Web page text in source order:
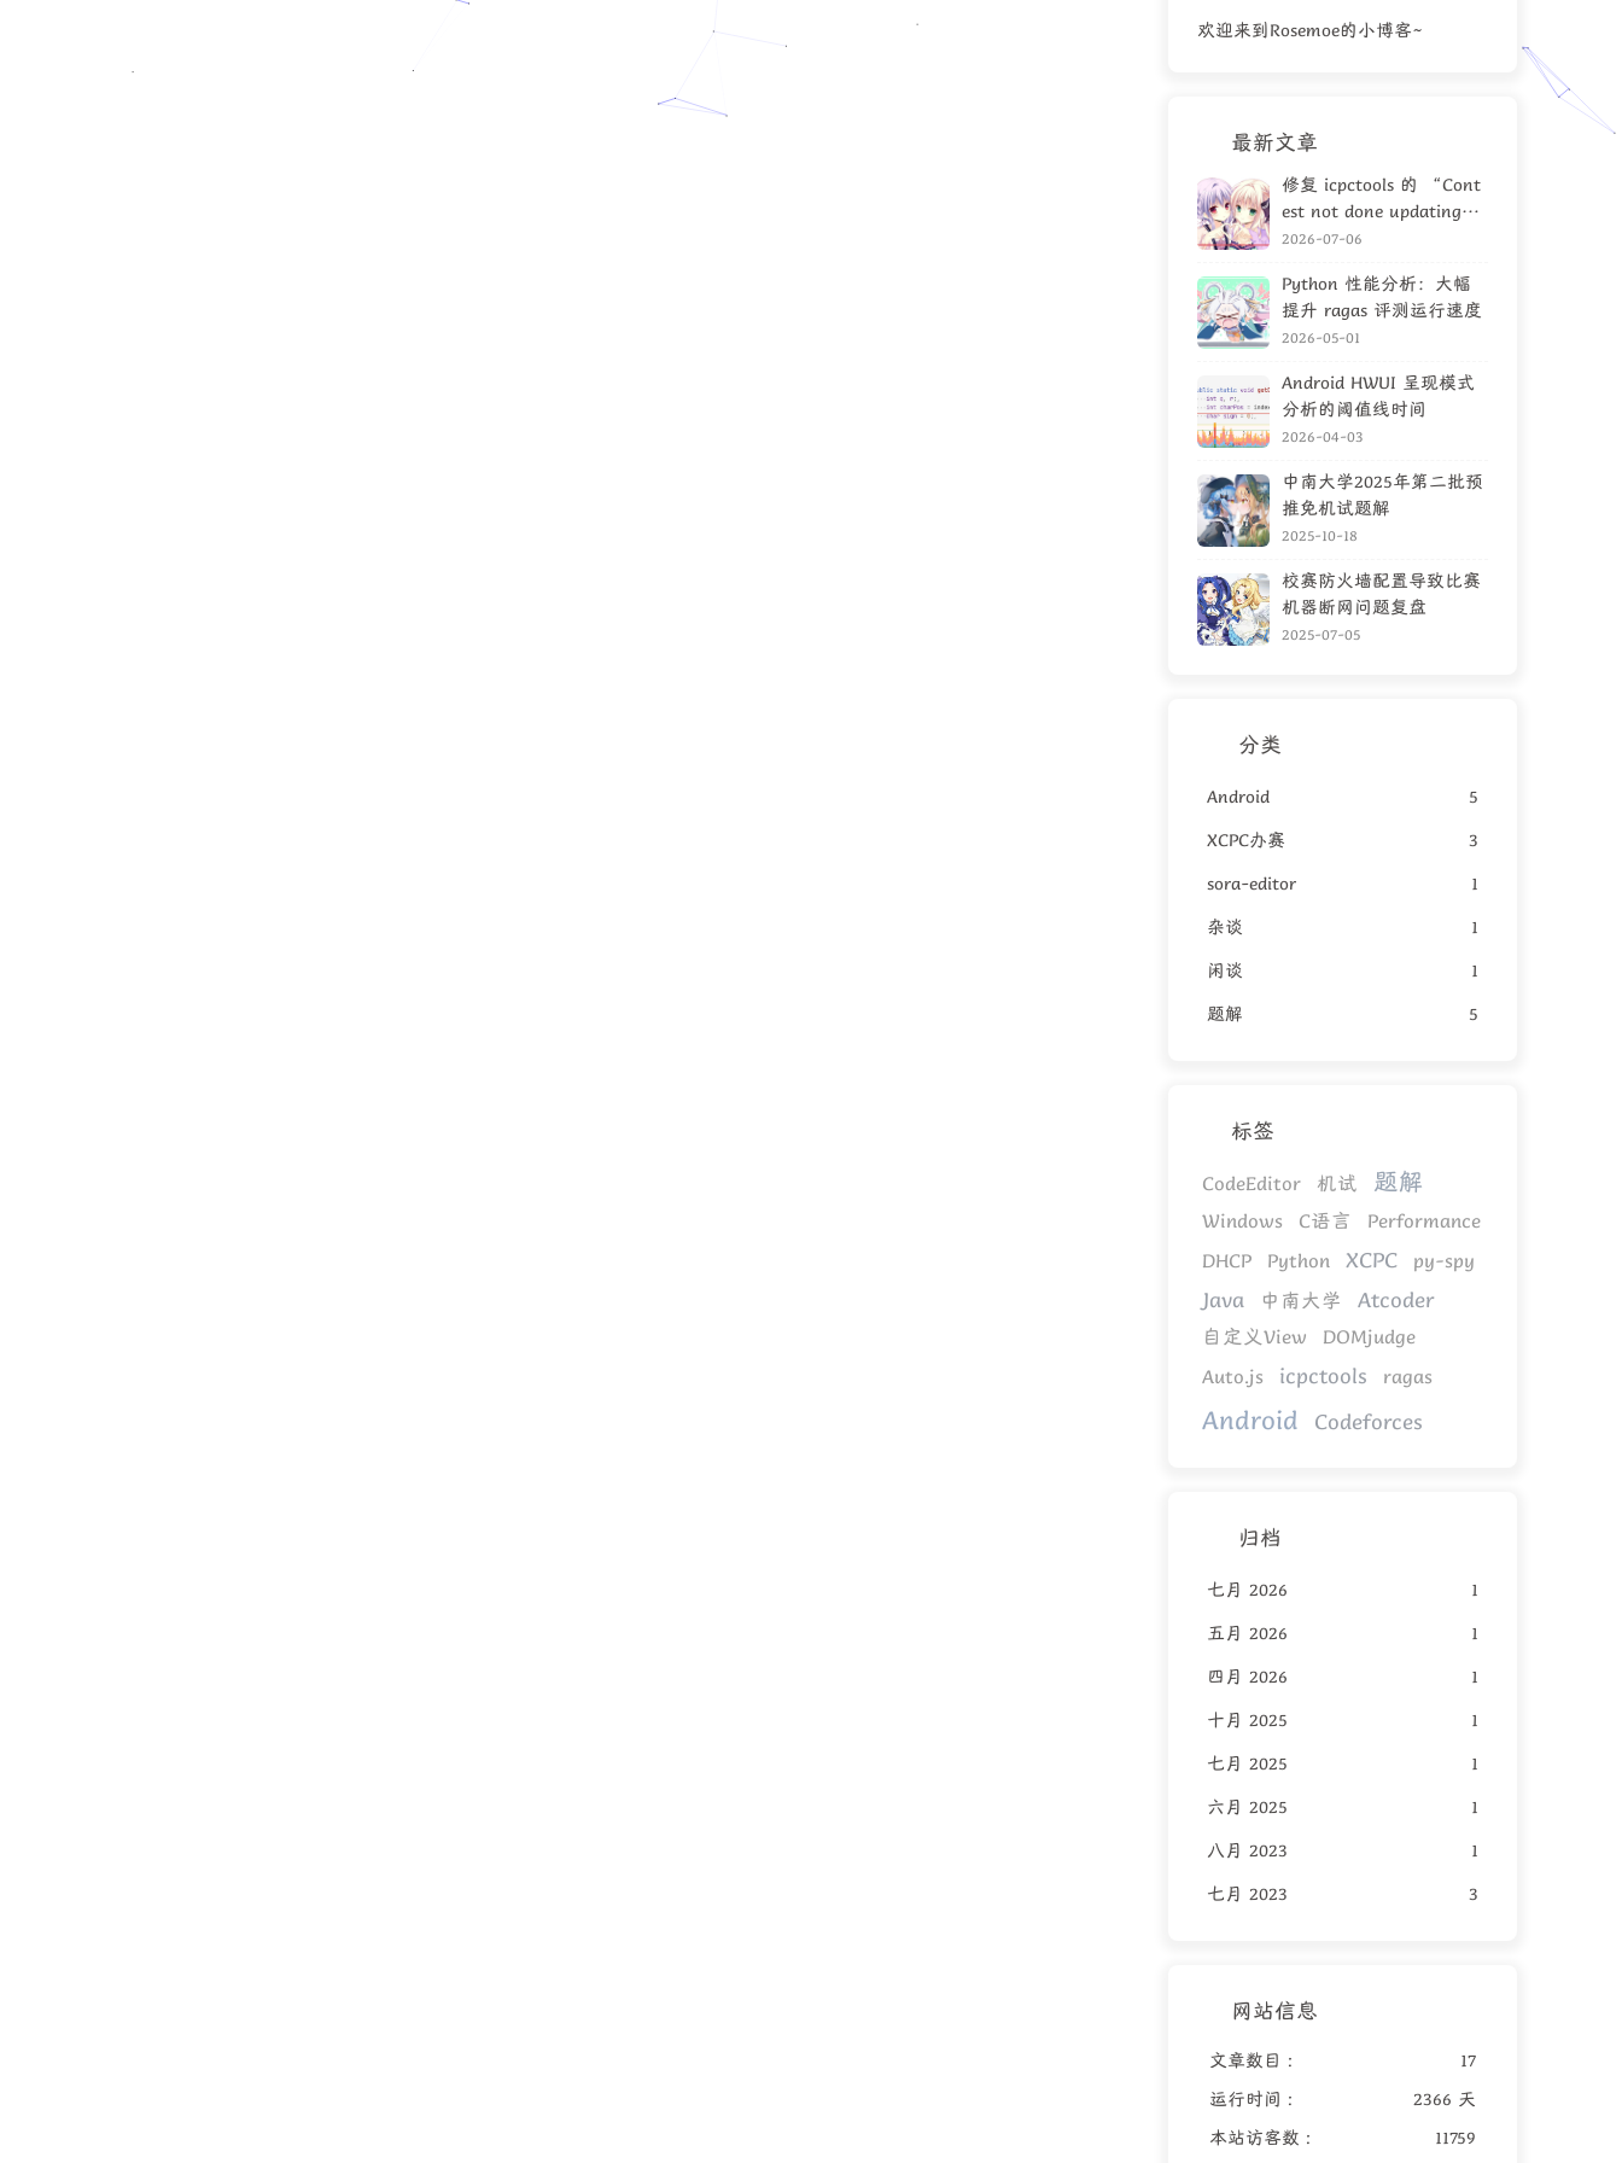
欢迎来到Rosemoe的小博客~
最新文章
修复 icpctools 的 “Cont
est not done updating”
问题
2026-07-06
Python 性能分析：大幅
提升 ragas 评测运行速度
2026-05-01
Android HWUI 呈现模式
分析的阈值线时间
2026-04-03
中南大学2025年第二批预
推免机试题解
2025-10-18
校赛防火墙配置导致比赛
机器断网问题复盘
2025-07-05
分类
Android
5
XCPC办赛
3
sora-editor
1
杂谈
1
闲谈
1
题解
5
标签
CodeEditor 机试 题解
Windows C语言
Performance
DHCP
Python XCPC py-spy
Java 中南大学 Atcoder
自定义View
DOMjudge
Auto.js
icpctools ragas
Android Codeforces
归档
七月 2026
1
五月 2026
1
四月 2026
1
十月 2025
1
七月 2025
1
六月 2025
1
八月 2023
1
七月 2023
3
网站信息
文章数目 :
17
运行时间 :
2366 天
本站访客数 :
11759